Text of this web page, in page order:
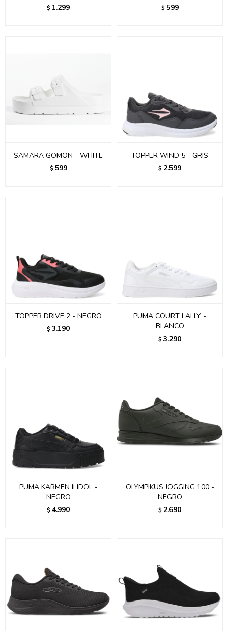
$ 1.299 $ 599
SAMARA GOMON - WHITE
$ 599
TOPPER WIND 5 - GRIS
$ 2.599
TOPPER DRIVE 2 - NEGRO
$ 3.190
PUMA COURT LALLY -
BLANCO
$ 3.290
PUMA KARMEN II IDOL -
NEGRO
$ 4.990
OLYMPIKUS JOGGING 100 -
NEGRO
$ 2.690